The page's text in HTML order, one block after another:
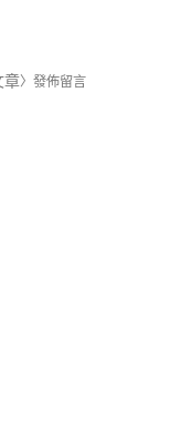
章〉發佈留言